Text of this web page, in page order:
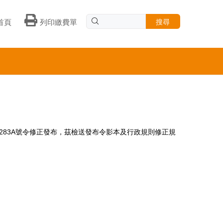
頁 列印繳費單 搜尋
號令修正發布，茲檢送發布令影本及行政規則修正規